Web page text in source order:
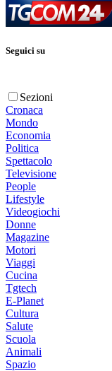
Seguici su
Sezioni
Cronaca
Mondo
Economia
Politica
Spettacolo
Televisione
People
Lifestyle
Videogiochi
Donne
Magazine
Motori
Viaggi
Cucina
Tgtech
E-Planet
Cultura
Salute
Scuola
Animali
Spazio